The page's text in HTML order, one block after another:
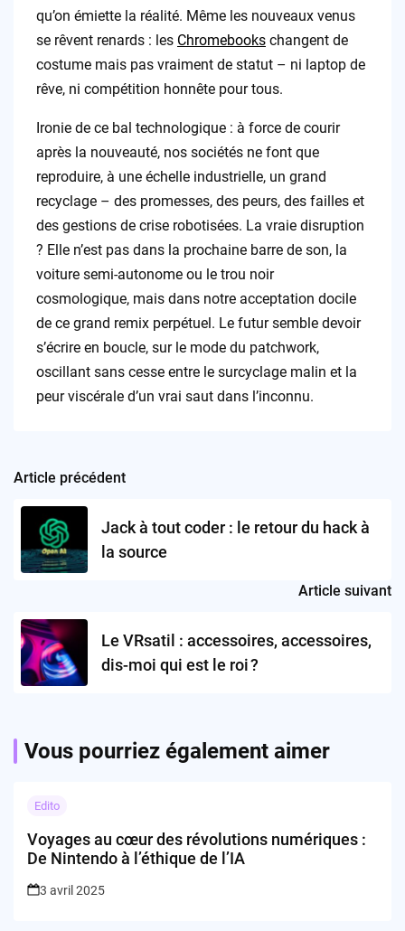
qu’on émiette la réalité. Même les nouveaux venus
se rêvent renards : les Chromebookschangent de
costume mais pas vraiment de statut – ni laptop de
rêve, ni compétition honnête pour tous.
Ironie de ce bal technologique : à force de courir
après la nouveauté, nos sociétés ne font que
reproduire, à une échelle industrielle, un grand
recyclage – des promesses, des peurs, des failles et
des gestions de crise robotisées. La vraie disruption
? Elle n’est pas dans la prochaine barre de son, la
voiture semi-autonome ou le trou noir
cosmologique, mais dans notre acceptation docile
de ce grand remix perpétuel. Le futur semble devoir
s’écrire en boucle, sur le mode du patchwork,
oscillant sans cesse entre le surcyclage malin et la
peur viscérale d’un vrai saut dans l’inconnu.
Post
navigation
Article précédent
Jack à tout coder : le retour du hack à
la source
Article suivant
Le VRsatil : accessoires, accessoires,
dis-moi qui est le roi ?
Vous pourriez également aimer
Edito
Voyages au cœur des révolutions numériques :
De Nintendo à l’éthique de l’IA
3 avril 2025